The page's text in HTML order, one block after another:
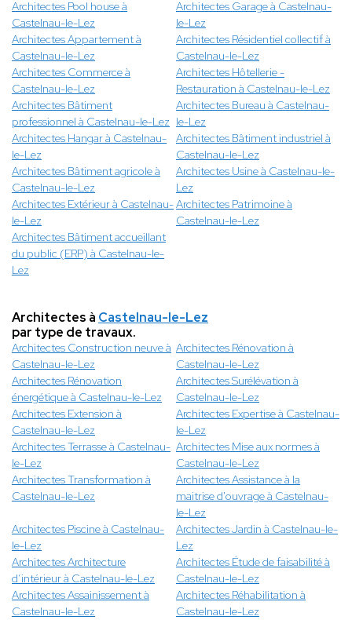
Architectes Pool house à
Castelnau-le-Lez
Architectes Garage à Castelnau-
le-Lez
Architectes Appartement à
Castelnau-le-Lez
Architectes Résidentiel collectif à
Castelnau-le-Lez
Architectes Commerce à
Castelnau-le-Lez
Architectes Hôtellerie -
Restauration à Castelnau-le-Lez
Architectes Bâtiment
professionnel à Castelnau-le-Lez
Architectes Bureau à Castelnau-
le-Lez
Architectes Hangar à Castelnau-
le-Lez
Architectes Bâtiment industriel à
Castelnau-le-Lez
Architectes Bâtiment agricole à
Castelnau-le-Lez
Architectes Usine à Castelnau-le-
Lez
Architectes Extérieur à Castelnau-
le-Lez
Architectes Patrimoine à
Castelnau-le-Lez
Architectes Bâtiment accueillant
du public (ERP) à Castelnau-le-
Lez
Architectes à Castelnau-le-Lez
par type de travaux.
Architectes Construction neuve à
Castelnau-le-Lez
Architectes Rénovation à
Castelnau-le-Lez
Architectes Rénovation
énergétique à Castelnau-le-Lez
Architectes Surélévation à
Castelnau-le-Lez
Architectes Extension à
Castelnau-le-Lez
Architectes Expertise à Castelnau-
le-Lez
Architectes Terrasse à Castelnau-
le-Lez
Architectes Mise aux normes à
Castelnau-le-Lez
Architectes Transformation à
Castelnau-le-Lez
Architectes Assistance à la
maitrise d'ouvrage à Castelnau-
le-Lez
Architectes Piscine à Castelnau-
le-Lez
Architectes Jardin à Castelnau-le-
Lez
Architectes Architecture
d’intérieur à Castelnau-le-Lez
Architectes Étude de faisabilité à
Castelnau-le-Lez
Architectes Assainissement à
Castelnau-le-Lez
Architectes Réhabilitation à
Castelnau-le-Lez